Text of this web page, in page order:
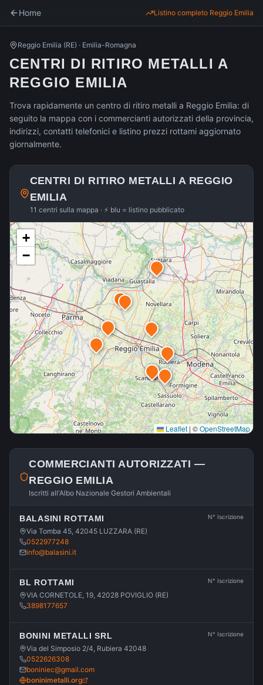
Home Listino completo Reggio Emilia
Reggio Emilia (RE) · Emilia-Romagna
CENTRI DI RITIRO METALLI A
REGGIO EMILIA
Trova rapidamente un centro di ritiro metalli a Reggio Emilia: di
seguito la mappa con i commercianti autorizzati della provincia,
indirizzi, contatti telefonici e listino prezzi rottami aggiornato
giornalmente.
CENTRI DI RITIRO METALLI A REGGIO
EMILIA
11 centri sulla mappa · ⚡ blu = listino pubblicato
+
−
Leaflet | ©OpenStreetMap
COMMERCIANTI AUTORIZZATI —
REGGIO EMILIA
Iscritti all'Albo Nazionale Gestori Ambientali
BALASINI ROTTAMI
Via Tomba 45, 42045 LUZZARA (RE)
0522977248
info@balasini.it
N° Iscrizione
BL ROTTAMI
VIA CORNETOLE, 19, 42028 POVIGLIO (RE)
3898177657
N° Iscrizione
BONINI METALLI SRL
Via del Simposio 2/4, Rubiera 42048
0522626308
boniniec@gmail.com
boninimetalli.org
N° Iscrizione